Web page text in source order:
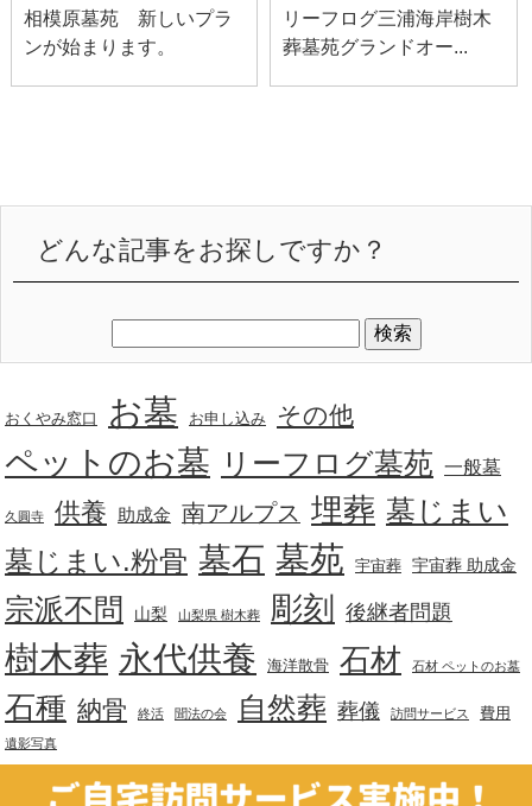
相模原墓苑 新しいプラ
ンが始まります。
リーフログ三浦海岸樹木
葬墓苑グランドオー...
どんな記事をお探しですか？
おくやみ窓口 お墓 お申し込み その他
ペットのお墓 リーフログ墓苑 一般墓
久圓寺 供養 助成金 南アルプス 埋葬 墓じまい
墓じまい.粉骨 墓石 墓苑 宇宙葬 宇宙葬 助成金
宗派不問 山梨 山梨県 樹木葬 彫刻 後継者問題
樹木葬 永代供養 海洋散骨 石材 石材 ペットのお墓
石種 納骨 終活 聞法の会 自然葬 葬儀 訪問サービス 費用
遺影写真